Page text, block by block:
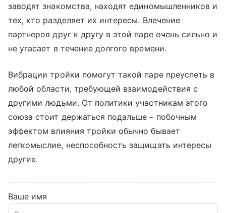
заводят знакомства, находят единомышленников и
тех, кто разделяет их интересы. Влечение
партнеров друг к другу в этой паре очень сильно и
не угасает в течение долгого времени.
Вибрации тройки помогут такой паре преуспеть в
любой области, требующей взаимодействия с
другими людьми. От политики участникам этого
союза стоит держаться подальше – побочным
эффектом влияния тройки обычно бывает
легкомыслие, неспособность защищать интересы
других.
Ваше имя